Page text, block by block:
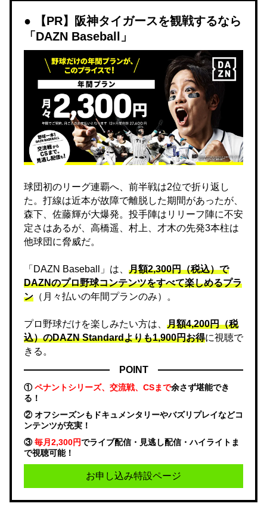
【PR】阪神タイガースを観戦するなら
「DAZN Baseball」
球団初のリーグ連覇へ、前半戦は2位で折り返し
た。打線は近本が故障で離脱した期間があったが、
森下、佐藤輝が大爆発。投手陣はリリーフ陣に不安
定さはあるが、高橋遥、村上、才木の先発3本柱は
他球団に脅威だ。
「DAZN Baseball」は、 月額2,300円（税込）で
DAZNのプロ野球コンテンツをすべて楽しめるプラ
ン （月々払いの年間プランのみ）。
プロ野球だけを楽しみたい方は、 月額4,200円（税
込）のDAZN Standard​よりも1,900円お得に視聴で
きる。
POINT
①ペナントシリーズ、交流戦、CSまで余さず堪能でき
る！
② オフシーズンもドキュメンタリーやバズリプレイなどコ
ンテンツが充実！
③毎月2,300円でライブ配信・見逃し配信・ハイライトま
で視聴可能！
お申し込み特設ページ